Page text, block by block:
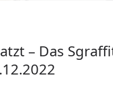
– Das